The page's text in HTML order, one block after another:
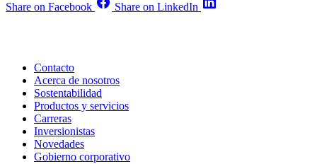
Share on Facebook
Share on LinkedIn
Contacto
Acerca de nosotros
Sostentabilidad
Productos y servicios
Carreras
Inversionistas
Novedades
Gobierno corporativo